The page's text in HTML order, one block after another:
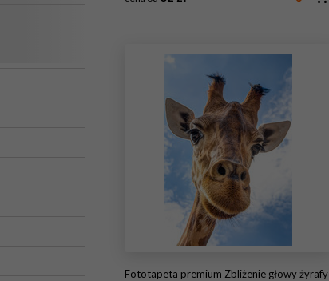
Fototapeta premium Zbliżenie głowy żyrafy